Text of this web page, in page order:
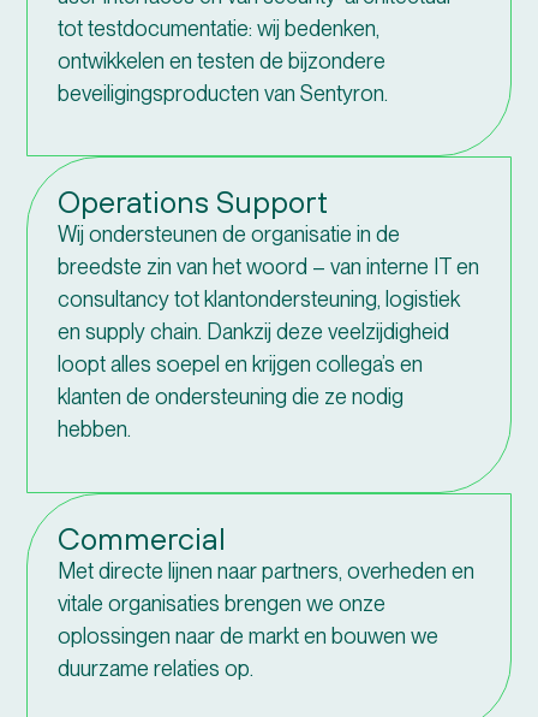
tot testdocumentatie: wij bedenken,
ontwikkelen en testen de bijzondere
beveiligingsproducten van Sentyron.
Operations Support
Wij ondersteunen de organisatie in de
breedste zin van het woord – van interne IT en
consultancy tot klantondersteuning, logistiek
en supply chain. Dankzij deze veelzijdigheid
loopt alles soepel en krijgen collega’s en
klanten de ondersteuning die ze nodig
hebben.
Commercial
Met directe lijnen naar partners, overheden en
vitale organisaties brengen we onze
oplossingen naar de markt en bouwen we
duurzame relaties op.